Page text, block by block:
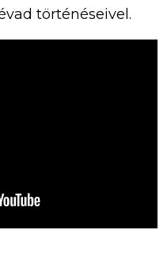
történéseivel.